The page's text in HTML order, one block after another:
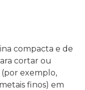
compacta e de
cortar ou
exemplo,
finos) em